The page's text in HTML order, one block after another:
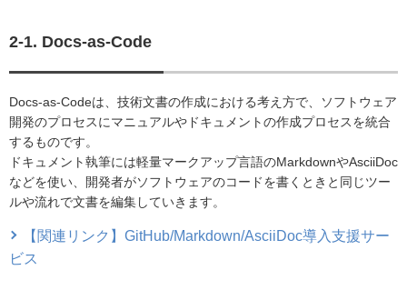
2-1. Docs-as-Code
Docs-as-Codeは、技術文書の作成における考え方で、ソフトウェア
開発のプロセスにマニュアルやドキュメントの作成プロセスを統合
するものです。
ドキュメント執筆には軽量マークアップ言語のMarkdownやAsciiDoc
などを使い、開発者がソフトウェアのコードを書くときと同じツー
ルや流れで文書を編集していきます。
【関連リンク】GitHub/Markdown/AsciiDoc導入支援サー
ビス